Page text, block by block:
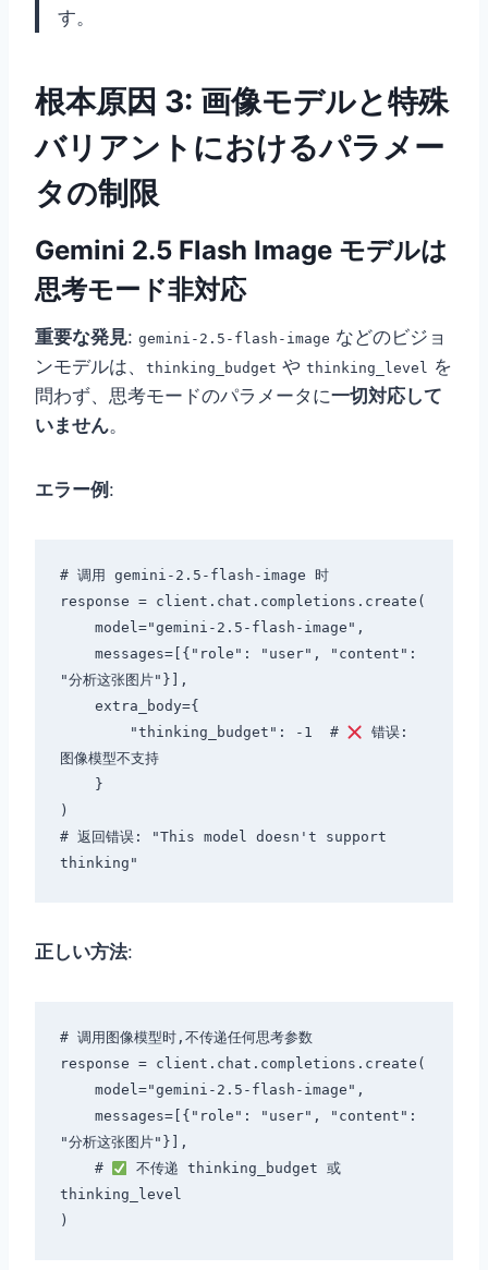
す。
根本原因 3: 画像モデルと特殊
バリアントにおけるパラメー
タの制限
Gemini 2.5 Flash Image モデルは
思考モード非対応
重要な発見: gemini-2.5-flash-image などのビジョ
ンモデルは、
thinking_budget や thinking_level
を
問わず、思考モードのパラメータに一切対応して
いません。
エラー例 :
# 调用 gemini-2.5-flash-image 时
response = client.chat.completions.create(
"分析这张图片"}],
        "thinking_budget": -1  #
错误:
图像模型不支持
)
# 返回错误: "This model doesn't support
正しい方法:
# 调用图像模型时,不传递任何思考参数
response = client.chat.completions.create(
"分析这张图片"}],
    #
不传递 thinking_budget 或
thinking_level